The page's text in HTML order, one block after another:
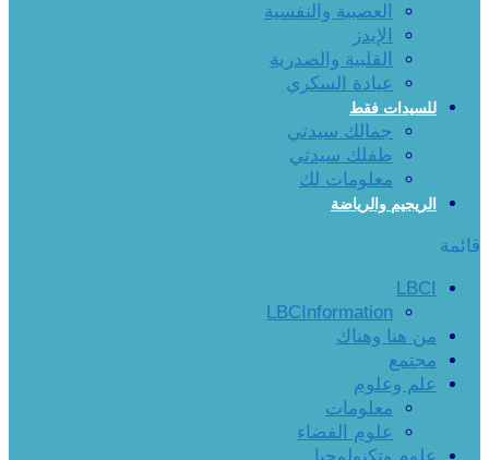
العصبية والنفسية
الإيدز
القلبية والصدرية
عيادة السكري
للسيدات فقط
جمالك سيدتي
طفلك سيدتي
معلومات لك
الريجيم والرياضة
قائمة
LBCI
LBCInformation
من هنا وهناك
مجتمع
علم وعلوم
معلومات
علوم الفضاء